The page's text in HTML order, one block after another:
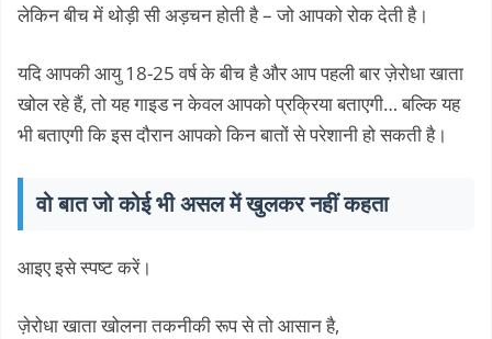
लेकिन बीच में थोड़ी सी अड़चन होती है – जो आपको रोक देती है।
यदि आपकी आयु 18-25 वर्ष के बीच है और आप पहली बार ज़ेरोधा खाता
खोल रहे हैं, तो यह गाइड न केवल आपको प्रक्रिया बताएगी… बल्कि यह
भी बताएगी कि इस दौरान आपको किन बातों से परेशानी हो सकती है।
वो बात जो कोई भी असल में खुलकर नहीं कहता
आइए इसे स्पष्ट करें।
ज़ेरोधा खाता खोलना तकनीकी रूप से तो आसान है,